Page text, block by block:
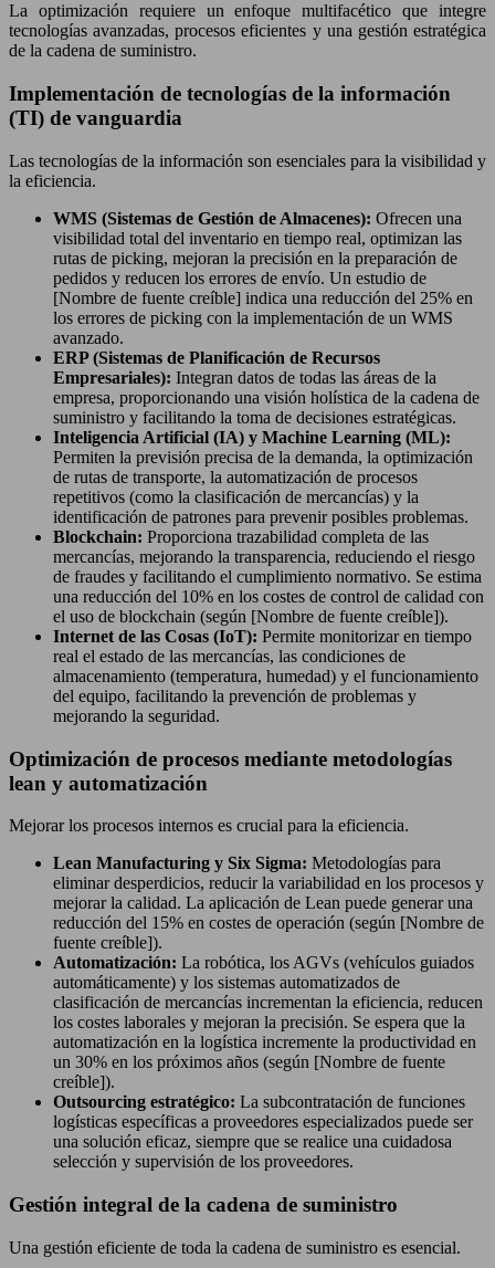
La optimización requiere un enfoque multifacético que integre
tecnologías avanzadas, procesos eficientes y una gestión estratégica
de la cadena de suministro.
Implementación de tecnologías de la información
(TI) de vanguardia
Las tecnologías de la información son esenciales para la visibilidad y
la eficiencia.
WMS (Sistemas de Gestión de Almacenes): Ofrecen una
visibilidad total del inventario en tiempo real, optimizan las
rutas de picking, mejoran la precisión en la preparación de
pedidos y reducen los errores de envío. Un estudio de
[Nombre de fuente creíble] indica una reducción del 25% en
los errores de picking con la implementación de un WMS
avanzado.
ERP (Sistemas de Planificación de Recursos
Empresariales): Integran datos de todas las áreas de la
empresa, proporcionando una visión holística de la cadena de
suministro y facilitando la toma de decisiones estratégicas.
Inteligencia Artificial (IA) y Machine Learning (ML):
Permiten la previsión precisa de la demanda, la optimización
de rutas de transporte, la automatización de procesos
repetitivos (como la clasificación de mercancías) y la
identificación de patrones para prevenir posibles problemas.
Blockchain: Proporciona trazabilidad completa de las
mercancías, mejorando la transparencia, reduciendo el riesgo
de fraudes y facilitando el cumplimiento normativo. Se estima
una reducción del 10% en los costes de control de calidad con
el uso de blockchain (según [Nombre de fuente creíble]).
Internet de las Cosas (IoT): Permite monitorizar en tiempo
real el estado de las mercancías, las condiciones de
almacenamiento (temperatura, humedad) y el funcionamiento
del equipo, facilitando la prevención de problemas y
mejorando la seguridad.
Optimización de procesos mediante metodologías
lean y automatización
Mejorar los procesos internos es crucial para la eficiencia.
Lean Manufacturing y Six Sigma: Metodologías para
eliminar desperdicios, reducir la variabilidad en los procesos y
mejorar la calidad. La aplicación de Lean puede generar una
reducción del 15% en costes de operación (según [Nombre de
fuente creíble]).
Automatización: La robótica, los AGVs (vehículos guiados
automáticamente) y los sistemas automatizados de
clasificación de mercancías incrementan la eficiencia, reducen
los costes laborales y mejoran la precisión. Se espera que la
automatización en la logística incremente la productividad en
un 30% en los próximos años (según [Nombre de fuente
creíble]).
Outsourcing estratégico: La subcontratación de funciones
logísticas específicas a proveedores especializados puede ser
una solución eficaz, siempre que se realice una cuidadosa
selección y supervisión de los proveedores.
Gestión integral de la cadena de suministro
Una gestión eficiente de toda la cadena de suministro es esencial.